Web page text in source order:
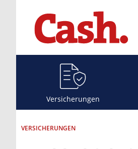
Versicherungen
VERSICHERUNGEN